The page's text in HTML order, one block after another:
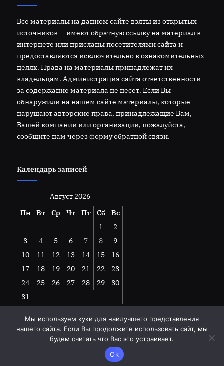
Все материалы на данном сайте взяты из открытых
источников — имеют обратную ссылку на материал в
интернете или присланы посетителями сайта и
предоставляются исключительно в ознакомительных
целях. Права на материалы принадлежат их
владельцам. Администрация сайта ответственности
за содержание материала не несет. Если Вы
обнаружили на нашем сайте материалы, которые
нарушают авторские права, принадлежащие Вам,
Вашей компании или организации, пожалуйста,
сообщите нам через форму обратной связи.
Календарь записей
Август 2026
Пн
Вт Ср Чт Пт Сб
Вс
1
2
3
4 5 6 7 8
9
10
11 12 13 14 15
16
17
18 19 20 21 22
23
24
25 26 27 28 29
30
31
Copyright © 2026 goodhandwork.ru.
Тема PressBook Grid Blogs
Мы используем куки для наилучшего представления
нашего сайта. Если Вы продолжите использовать сайт, мы
будем считать что Вас это устраивает.
Ok